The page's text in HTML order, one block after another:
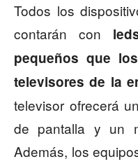
Todos los
contarán con
pequeños que
televisores de la
televisor ofrecerá
de pantalla y un
Además, los